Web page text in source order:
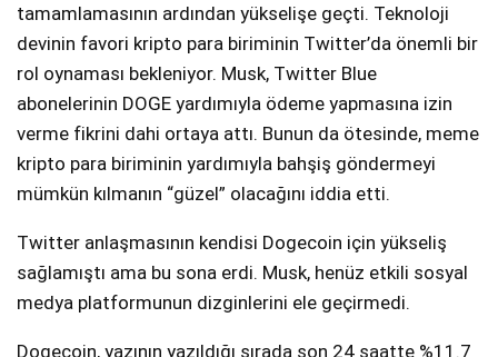
tamamlamasının ardından yükselişe geçti. Teknoloji
devinin favori kripto para biriminin Twitter’da önemli bir
rol oynaması bekleniyor. Musk, Twitter Blue
abonelerinin DOGE yardımıyla ödeme yapmasına izin
verme fikrini dahi ortaya attı. Bunun da ötesinde, meme
kripto para biriminin yardımıyla bahşiş göndermeyi
mümkün kılmanın “güzel” olacağını iddia etti.
Twitter anlaşmasının kendisi Dogecoin için yükseliş
sağlamıştı ama bu sona erdi. Musk, henüz etkili sosyal
medya platformunun dizginlerini ele geçirmedi.
Dogecoin, yazının yazıldığı sırada son 24 saatte %11.7